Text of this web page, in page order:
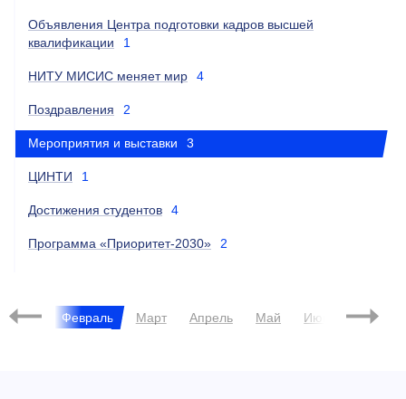
Объявления Центра подготовки кадров высшей
квалификации
1
НИТУ МИСИС меняет мир 4
Поздравления 2
Мероприятия и выставки 3
ЦИНТИ 1
Достижения студентов 4
Программа «Приоритет-2030» 2
Февраль Март Апрель Май Июнь Июль